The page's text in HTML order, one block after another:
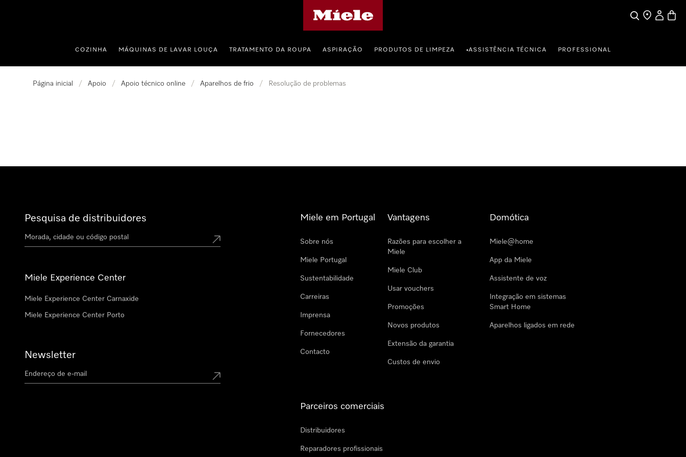
PesquisaEncontrar loja
A minha
COZINHA MÁQUINAS DE LAVAR LOUÇA TRATAMENTO DA ROUPA ASPIRAÇÃO PRODUTOS DE LIMPEZA •ASSISTÊNCIA TÉCNICA PROFESSIONAL
Página inicial / Apoio / Apoio técnico online / Aparelhos de frio / Resolução de problemas
Pesquisa de distribuidores
Miele Experience Center
Miele Experience Center Carnaxide
Miele Experience Center Porto
Newsletter
Miele em Portugal
Sobre nós
Miele Portugal
Sustentabilidade
Carreiras
Imprensa
Fornecedores
Contacto
Vantagens
Razões para escolher a
Miele
Miele Club
Usar vouchers
Promoções
Novos produtos
Extensão da garantia
Custos de envio
Domótica
Miele@home
App da Miele
Assistente de voz
Integração em sistemas
Smart Home
Aparelhos ligados em rede
Parceiros comerciais
Distribuidores
Reparadores profissionais